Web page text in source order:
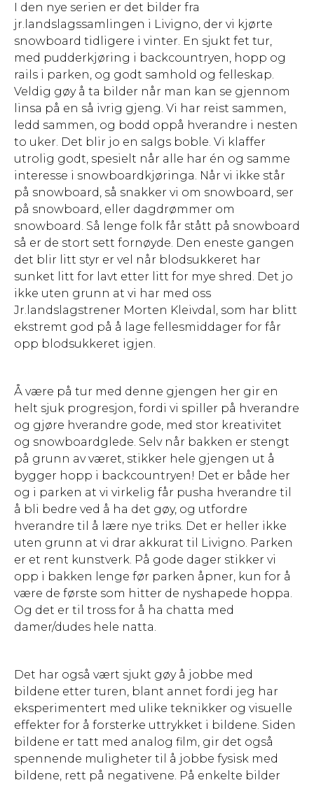
I den nye serien er det bilder fra
jr.landslagssamlingen i Livigno, der vi kjørte
snowboard tidligere i vinter. En sjukt fet tur,
med pudderkjøring i backcountryen, hopp og
rails i parken, og godt samhold og felleskap.
Veldig gøy å ta bilder når man kan se gjennom
linsa på en så ivrig gjeng. Vi har reist sammen,
ledd sammen, og bodd oppå hverandre i nesten
to uker. Det blir jo en salgs boble. Vi klaffer
utrolig godt, spesielt når alle har én og samme
interesse i snowboardkjøringa. Når vi ikke står
på snowboard, så snakker vi om snowboard, ser
på snowboard, eller dagdrømmer om
snowboard. Så lenge folk får stått på snowboard
så er de stort sett fornøyde. Den eneste gangen
det blir litt styr er vel når blodsukkeret har
sunket litt for lavt etter litt for mye shred. Det jo
ikke uten grunn at vi har med oss
Jr.landslagstrener Morten Kleivdal, som har blitt
ekstremt god på å lage fellesmiddager for får
opp blodsukkeret igjen.
Å være på tur med denne gjengen her gir en
helt sjuk progresjon, fordi vi spiller på hverandre
og gjøre hverandre gode, med stor kreativitet
og snowboardglede. Selv når bakken er stengt
på grunn av været, stikker hele gjengen ut å
bygger hopp i backcountryen! Det er både her
og i parken at vi virkelig får pusha hverandre til
å bli bedre ved å ha det gøy, og utfordre
hverandre til å lære nye triks. Det er heller ikke
uten grunn at vi drar akkurat til Livigno. Parken
er et rent kunstverk. På gode dager stikker vi
opp i bakken lenge før parken åpner, kun for å
være de første som hitter de nyshapede hoppa.
Og det er til tross for å ha chatta med
damer/dudes hele natta.
Det har også vært sjukt gøy å jobbe med
bildene etter turen, blant annet fordi jeg har
eksperimentert med ulike teknikker og visuelle
effekter for å forsterke uttrykket i bildene. Siden
bildene er tatt med analog film, gir det også
spennende muligheter til å jobbe fysisk med
bildene, rett på negativene. På enkelte bilder